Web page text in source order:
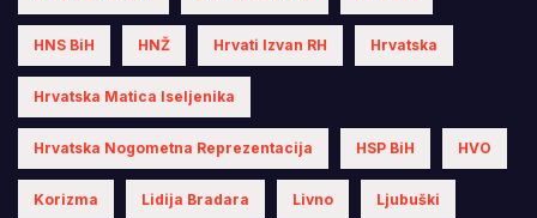
HNS BiH HNŽ Hrvati Izvan RH Hrvatska
Hrvatska Matica Iseljenika
Hrvatska Nogometna Reprezentacija HSP BiH HVO
Korizma Lidija Bradara Livno Ljubuški